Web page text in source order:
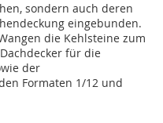
sondern auch deren
eingebunden.
die Kehlsteine zum
für die
der
Formaten 1/12 und